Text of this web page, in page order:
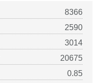
8366
2590
3014
20675
0.85